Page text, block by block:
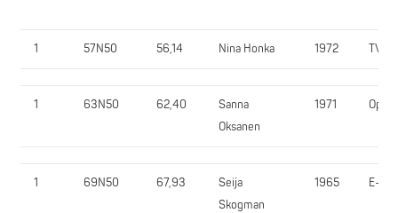
1 57N50 56,14 Nina Honka 1972 TVN
1 63N50 62,40
Sanna
Oksanen
1971 OpLi
1 69N50 67,93
Seija
Skogman
1965 E-SV